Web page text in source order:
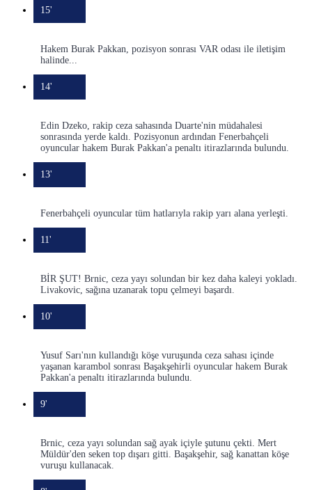
15'
Hakem Burak Pakkan, pozisyon sonrası VAR odası ile iletişim
halinde...
14'
Edin Dzeko, rakip ceza sahasında Duarte'nin müdahalesi
sonrasında yerde kaldı. Pozisyonun ardından Fenerbahçeli
oyuncular hakem Burak Pakkan'a penaltı itirazlarında bulundu.
13'
Fenerbahçeli oyuncular tüm hatlarıyla rakip yarı alana yerleşti.
11'
BİR ŞUT! Brnic, ceza yayı solundan bir kez daha kaleyi yokladı.
Livakovic, sağına uzanarak topu çelmeyi başardı.
10'
Yusuf Sarı'nın kullandığı köşe vuruşunda ceza sahası içinde
yaşanan karambol sonrası Başakşehirli oyuncular hakem Burak
Pakkan'a penaltı itirazlarında bulundu.
9'
Brnic, ceza yayı solundan sağ ayak içiyle şutunu çekti. Mert
Müldür'den seken top dışarı gitti. Başakşehir, sağ kanattan köşe
vuruşu kullanacak.